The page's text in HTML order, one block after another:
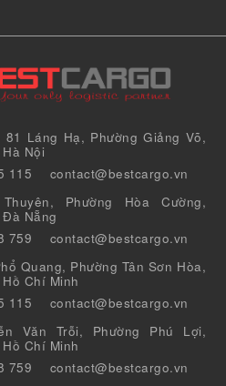
81 Láng Hạ, Phường Giảng Võ,
Nội
115
contact@bestcargo.vn
Phường Hòa Cường,
Nẵng
759
contact@bestcargo.vn
Quang, Phường Tân Sơn Hòa,
Chí Minh
115
contact@bestcargo.vn
Văn Trỗi, Phường Phú Lợi,
Chí Minh
759
contact@bestcargo.vn